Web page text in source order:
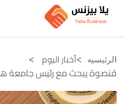
الرئيسيه أخبار اليوم
قنصوة يبحث مع رئيس جامعة